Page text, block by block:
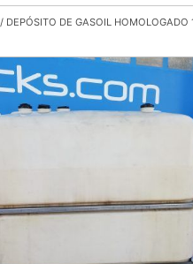
/ DEPÓSITO DE GASOIL HOMOLOGADO